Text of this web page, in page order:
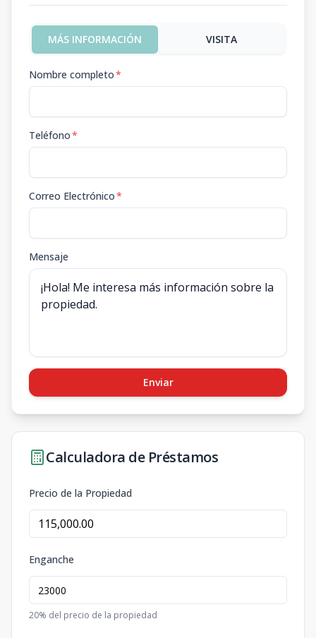
MÁS INFORMACIÓN VISITA
Nombre completo*
Teléfono*
Correo Electrónico*
Mensaje
Enviar
Calculadora de Préstamos
Precio de la Propiedad
Enganche
20% del precio de la propiedad